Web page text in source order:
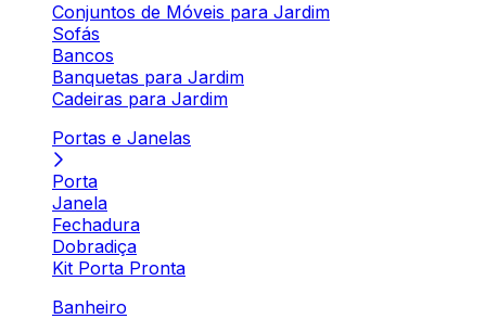
Conjuntos de Móveis para Jardim
Sofás
Bancos
Banquetas para Jardim
Cadeiras para Jardim
Portas e Janelas
Porta
Janela
Fechadura
Dobradiça
Kit Porta Pronta
Banheiro